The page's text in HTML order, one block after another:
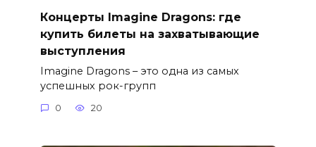
Концерты Imagine Dragons: где
купить билеты на захватывающие
выступления
Imagine Dragons – это одна из самых
успешных рок-групп
0 20